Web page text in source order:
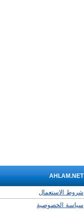
AHLAM.NET
شروط الاستعمال
سياسة الخصوصية